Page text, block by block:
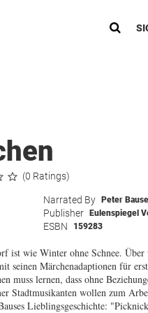
(0 Ratings)
Narrated By Peter Bause
Publisher Eulenspiegel
ESBN 159283
ist wie Winter ohne Schnee.
seinen Märchenadaptionen für
muss lernen, dass ohne
Stadtmusikanten wollen zum
Lieblingsgeschichte: